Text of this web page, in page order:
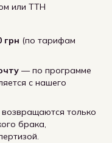
или ТТН
грн (по тарифам
— по программе
с нашего
возвращаются только
брака,